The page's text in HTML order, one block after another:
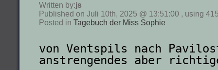
Written by:js
Published on Juli 10th, 2025 @ 13:51:00 , using
Posted in Tagebuch der Miss Sophie
von Ventspils nach
anstrengendes aber